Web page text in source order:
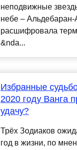
неподвижные
небе – Альдебаран-
расшифровала
&nda...
Избранные
2020 году Ванга
удачу?
Трёх Зодиаков
год в жизни, по